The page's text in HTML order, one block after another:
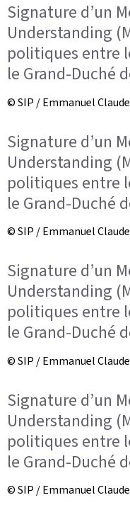
Signature d’un
Understanding
politiques entre
le Grand-Duché
© SIP / Emmanuel Claude
Signature d’un
Understanding
politiques entre
le Grand-Duché
© SIP / Emmanuel Claude
Signature d’un
Understanding
politiques entre
le Grand-Duché
© SIP / Emmanuel Claude
Signature d’un
Understanding
politiques entre
le Grand-Duché
© SIP / Emmanuel Claude